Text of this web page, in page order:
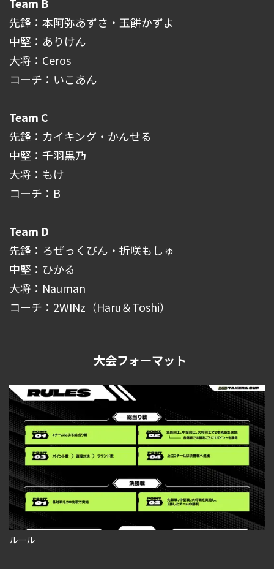
Team B
先鋒：本阿弥あずさ・玉餅かずよ
中堅：ありけん
大将：Ceros
コーチ：いこあん
Team C
先鋒：カイキング・かんせる
中堅：千羽黒乃
大将：もけ
コーチ：B
Team D
先鋒：ろぜっくぴん・折咲もしゅ
中堅：ひかる
大将：Nauman
コーチ：2WINz（Haru＆Toshi）
大会フォーマット
ルール